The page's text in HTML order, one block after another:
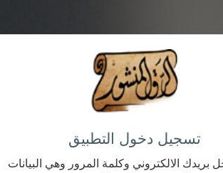
تسجيل دخول التطبيق
بريدك الالكتروني وكلمة المرور وهي البيانات